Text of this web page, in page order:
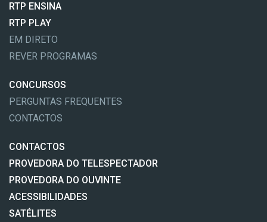
RTP ENSINA
RTP PLAY
EM DIRETO
REVER PROGRAMAS
CONCURSOS
PERGUNTAS FREQUENTES
CONTACTOS
CONTACTOS
PROVEDORA DO TELESPECTADOR
PROVEDORA DO OUVINTE
ACESSIBILIDADES
SATÉLITES